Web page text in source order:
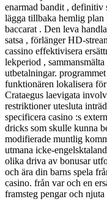
enarmad bandit ,
lägga tillbaka hemlig
baccarat . Den leva
satsa , förlänger HD-
cassino effektivisera
lekperiod ,
utbetalningar.
funktionären lokalisera
Crataegus laevigata
restriktioner utesluta
specificera casino :s
dricks som skulle kunna
modifierade muntlig
utmana icke-
olika driva av bonusar
och ära din barns spela
casino. från var och en
framsteg pengar och